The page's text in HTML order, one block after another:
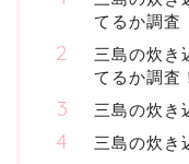
てるか調査
三島の炊き
てるか調査
三島の炊き
三島の炊き